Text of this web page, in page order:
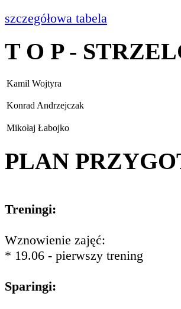
szczegółowa tabela
T O P -
Kamil Wojtyra
Konrad Andrzejczak
Mikołaj Łabojko
PLAN
Treningi:
Wznowienie zajęć:
* 19.06 - pierwszy trening
Sparingi: